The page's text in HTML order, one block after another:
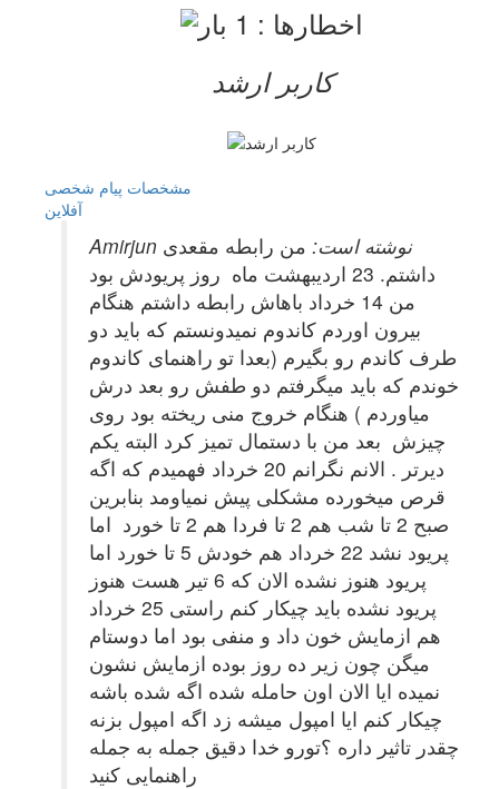
کاربر ارشد
مشخصات پیام شخصی
آفلاين
Amirjun نوشته است: من رابطه مقعدی
داشتم. 23 اردیبهشت ماه روز پریودش بود
من 14 خرداد باهاش رابطه داشتم هنگام
بیرون اوردم کاندوم نمیدونستم که باید دو
طرف کاندم رو بگیرم (بعدا تو راهنمای کاندوم
خوندم که باید میگرفتم دو طفش رو بعد درش
میاوردم ) هنگام خروج منی ریخته بود روی
چیزش بعد من با دستمال تمیز کرد البته یکم
دیرتر . الانم نگرانم 20 خرداد فهمیدم که اگه
قرص میخورده مشکلی پیش نمیاومد بنابرین
صبح 2 تا شب هم 2 تا فردا هم 2 تا خورد اما
پریود نشد 22 خرداد هم خودش 5 تا خورد اما
پریود هنوز نشده الان که 6 تیر هست هنوز
پریود نشده باید چیکار کنم راستی 25 خرداد
هم ازمایش خون داد و منفی بود اما دوستام
میگن چون زیر ده روز بوده ازمایش نشون
نمیده ایا الان اون حامله شده اگه شده باشه
چیکار کنم ایا امپول میشه زد اگه امپول بزنه
چقدر تاثیر داره ؟تورو خدا دقیق جمله به جمله
راهنمایی کنید